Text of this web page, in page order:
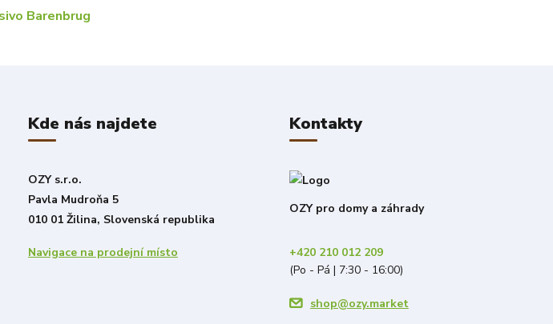
Kde nás najdete
OZY s.r.o.
Pavla Mudroňa 5
010 01 Žilina, Slovenská republika
Navigace na prodejní místo
Kontakty
OZY pro domy a záhrady
+420 210 012 209
(Po - Pá | 7:30 - 16:00)
shop@ozy.market